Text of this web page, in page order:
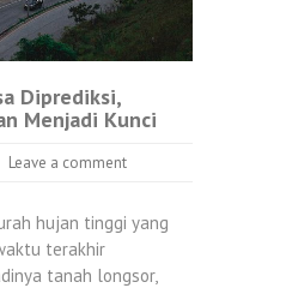
Diprediksi,
Menjadi Kunci
Leave a comment
hujan tinggi yang
terakhir
tanah longsor,